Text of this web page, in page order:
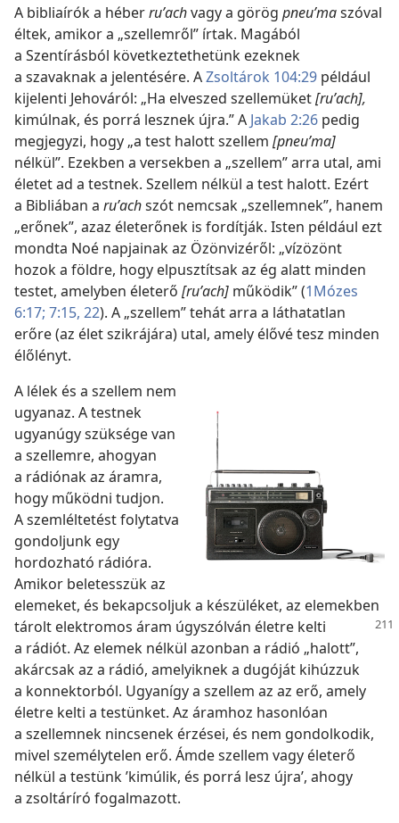
A bibliaírók a héberruʹachvagy a görög pneuʹmaszóval
éltek, amikor a „szellemről” írtak. Magából
a Szentírásból következtethetünk ezeknek
a szavaknak a jelentésére. AZsoltárok 104:29 például
kijelenti Jehováról: „Ha elveszed szellemüket[ruʹach],
kimúlnak, és porrá lesznek újra.” A Jakab 2:26 pedig
megjegyzi, hogy „a test halott szellem [pneuʹma]
nélkül”. Ezekben a versekben a „szellem” arra utal, ami
életet ad a testnek. Szellem nélkül a test halott. Ezért
a Bibliában a ruʹachszót nemcsak „szellemnek”, hanem
„erőnek”, azaz életerőnek is fordítják. Isten például ezt
mondta Noé napjainak az Özönvizéről: „vízözönt
hozok a földre, hogy elpusztítsak az ég alatt minden
testet, amelyben életerő [ruʹach] működik” (1Mózes
6:17; 7:15, 22). A „szellem” tehát arra a láthatatlan
erőre (az élet szikrájára) utal, amely élővé tesz minden
élőlényt.
A lélek és a szellem nem
ugyanaz. A testnek
ugyanúgy szüksége van
a szellemre, ahogyan
a rádiónak az áramra,
hogy működni tudjon.
A szemléltetést folytatva
gondoljunk egy
hordozható rádióra.
Amikor beletesszük az
elemeket, és bekapcsoljuk a készüléket, az elemekben
tárolt elektromos áram úgyszólván életre kelti
a rádiót. Az elemek nélkül azonban a rádió „halott”,
akárcsak az a rádió, amelyiknek a dugóját kihúzzuk
a konnektorból. Ugyanígy a szellem az az erő, amely
életre kelti a testünket. Az áramhoz hasonlóan
a szellemnek nincsenek érzései, és nem gondolkodik,
mivel személytelen erő. Ámde szellem vagy életerő
nélkül a testünk ’kimúlik, és porrá lesz újra’, ahogy
a zsoltáríró fogalmazott.